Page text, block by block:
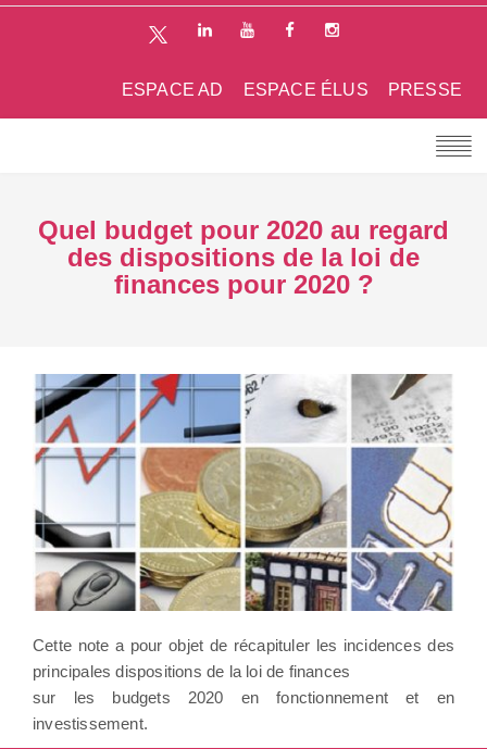
PRESSE
ESPACE ÉLUS
ESPACE AD
Quel budget pour 2020 au regard
des dispositions de la loi de
finances pour 2020 ?
Cette note a pour objet de récapituler les incidences des
principales dispositions de la loi de finances
sur les budgets 2020 en fonctionnement et en
investissement.